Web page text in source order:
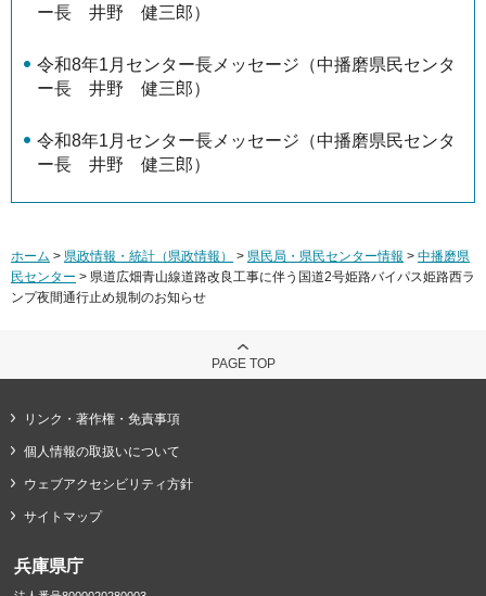
ー長 井野 健三郎）
令和8年1月センター長メッセージ（中播磨県民センタ
ー長 井野 健三郎）
令和8年1月センター長メッセージ（中播磨県民センタ
ー長 井野 健三郎）
ホーム > 県政情報・統計（県政情報） > 県民局・県民センター情報 > 中播磨県
民センター > 県道広畑青山線道路改良工事に伴う国道2号姫路バイパス姫路西ラ
ンプ夜間通行止め規制のお知らせ
PAGE TOP
リンク・著作権・免責事項
個人情報の取扱いについて
ウェブアクセシビリティ方針
サイトマップ
兵庫県庁